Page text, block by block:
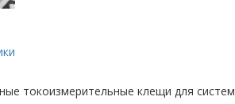
токоизмерительные клещи для систем